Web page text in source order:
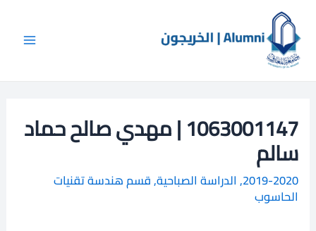
المحتوى
1063001147 | مهدي صالح حماد
سالم
2019-2020
, الدراسة الصباحية,قسم هندسة تقنيات
الحاسوب